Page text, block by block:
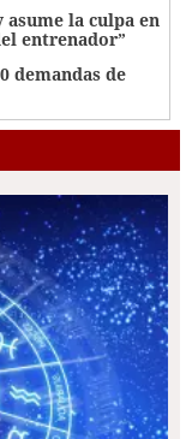
asume la culpa en
entrenador”
demandas de